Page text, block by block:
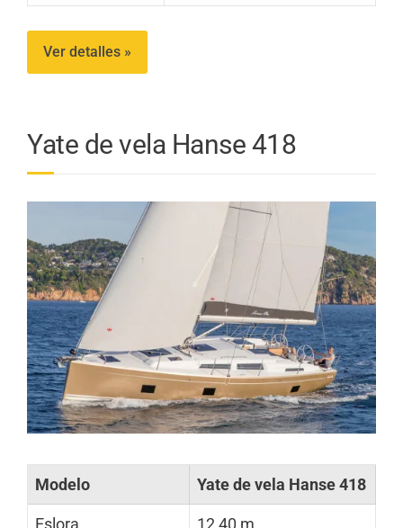
Ver detalles »
Yate de vela Hanse 418
Modelo Yate de vela Hanse 418
Eslora 12,40 m